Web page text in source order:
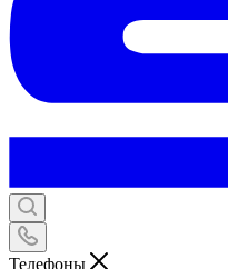
Телефоны